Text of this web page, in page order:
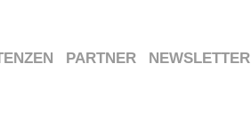
PARTNER NEWSLETTER